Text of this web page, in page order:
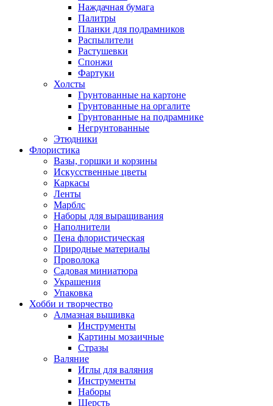
Наждачная бумага
Палитры
Планки для подрамников
Распылители
Растушевки
Спонжи
Фартуки
Холсты
Грунтованные на картоне
Грунтованные на оргалите
Грунтованные на подрамнике
Негрунтованные
Этюдники
Флористика
Вазы, горшки и корзины
Искусственные цветы
Каркасы
Ленты
Марблс
Наборы для выращивания
Наполнители
Пена флористическая
Природные материалы
Проволока
Садовая миниатюра
Украшения
Упаковка
Хобби и творчество
Алмазная вышивка
Инструменты
Картины мозаичные
Стразы
Валяние
Иглы для валяния
Инструменты
Наборы
Шерсть